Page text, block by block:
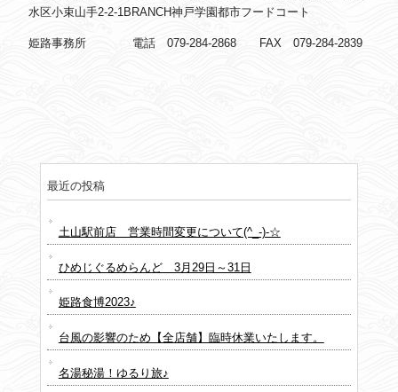
水区小束山手2-2-1BRANCH神戸学園都市フードコート
姫路事務所 電話 079-284-2868 FAX 079-284-2839
最近の投稿
土山駅前店 営業時間変更について(^_-)-☆
ひめじぐるめらんど 3月29日～31日
姫路食博2023♪
台風の影響のため【全店舗】臨時休業いたします。
名湯秘湯！ゆるり旅♪